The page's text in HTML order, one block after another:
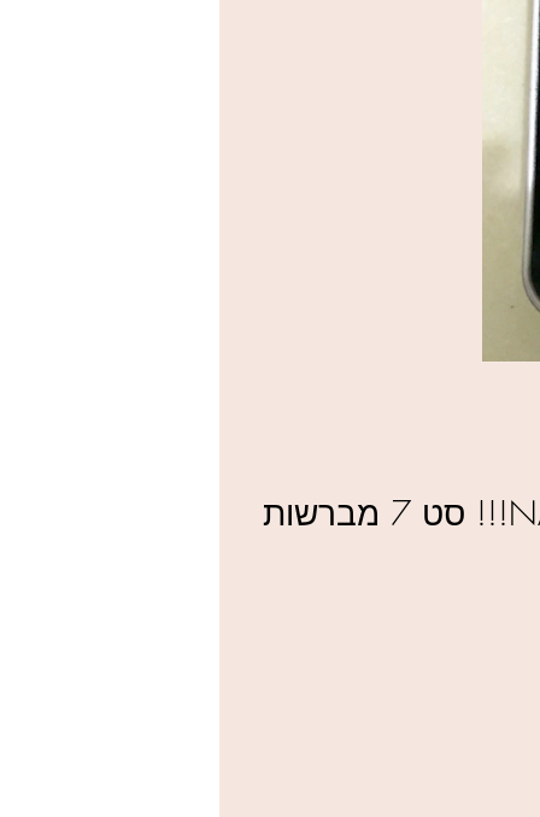
NAKED5 7Pcs quality punid base wooden cosmetic brushes!!! סט 7 מברשות